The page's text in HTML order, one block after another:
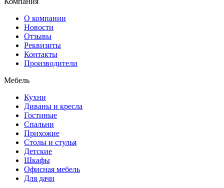
О компании
Новости
Отзывы
Реквизиты
Контакты
Производители
Мебель
Кухни
Диваны и кресла
Гостиные
Спальни
Прихожие
Столы и стулья
Детские
Шкафы
Офисная мебель
Для дачи